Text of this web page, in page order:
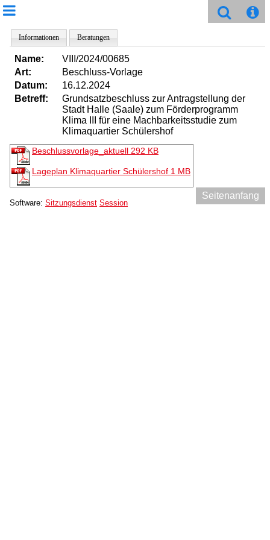
Informationen Beratungen
Name:
VIII/2024/00685
Art:
Beschluss-Vorlage
Datum:
16.12.2024
Betreff:
Grundsatzbeschluss zur Antragstellung der
Stadt Halle (Saale) zum Förderprogramm
Klima III für eine Machbarkeitsstudie zum
Klimaquartier Schülershof
Beschlussvorlage_aktuell 292 KB
Lageplan Klimaquartier Schülershof 1 MB
Seitenanfang
Software: Sitzungsdienst Session